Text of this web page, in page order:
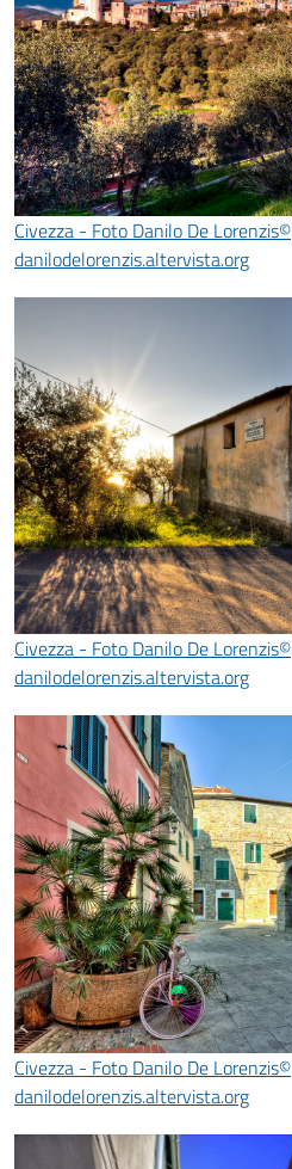
Civezza - Foto Danilo De Lorenzis©
danilodelorenzis.altervista.org
Civezza - Foto Danilo De Lorenzis©
danilodelorenzis.altervista.org
Civezza - Foto Danilo De Lorenzis©
danilodelorenzis.altervista.org